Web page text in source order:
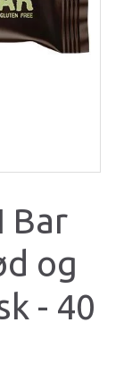
Bar
og
- 40